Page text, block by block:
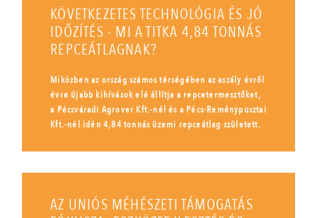
KÖVETKEZETES TECHNOLÓGIA ÉS JÓ
IDŐZÍTÉS - MI A TITKA 4,84 TONNÁS
REPCEÁTLAGNAK?
Miközben az ország számos térségében az aszály évről
évre újabb kihívások elé állítja a repcetermesztőket,
a Pécsváradi Agrover Kft.-nél és a Pécs-Reménypusztai
Kft.-nél idén 4,84 tonnás üzemi repceátlag született.
AZ UNIÓS MÉHÉSZETI TÁMOGATÁS